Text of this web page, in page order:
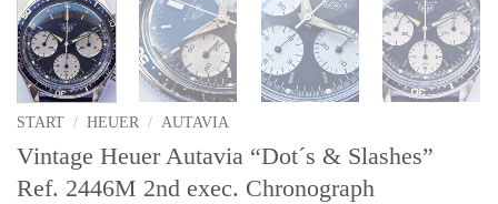
START / HEUER / AUTAVIA
Vintage Heuer Autavia “Dot´s & Slashes”
Ref. 2446M 2nd exec. Chronograph